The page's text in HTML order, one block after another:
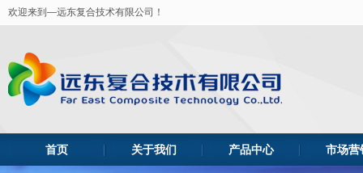
欢迎来到—远东复合技术有限公司！
首页 关于我们 产品中心 市场营